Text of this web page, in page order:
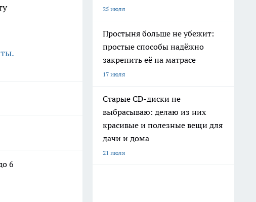
.
6
25 июля
Простыня больше не убежит:
простые способы надёжно
закрепить её на матрасе
17 июля
Старые CD-диски не
выбрасываю: делаю из них
красивые и полезные вещи для
дачи и дома
21 июля